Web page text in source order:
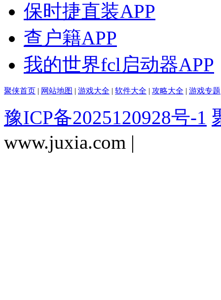
保时捷直装APP
查户籍APP
我的世界fcl启动器APP
聚侠首页 | 网站地图 | 游戏大全 | 软件大全 | 攻略大全 | 游戏专题
豫ICP备2025120928号-1
www.juxia.com |